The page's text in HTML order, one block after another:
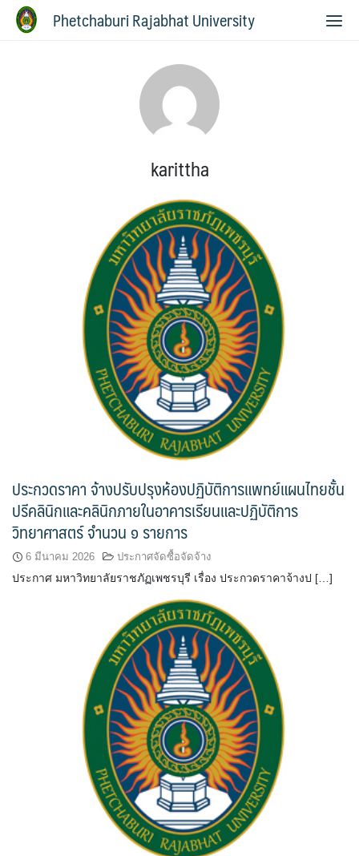
Phetchaburi Rajabhat University
karittha
ประกวดราคา จ้างปรับปรุงห้องปฏิบัติการแพทย์แผนไทยชั้น
ปรีคลินิกและคลินิกภายในอาคารเรียนและปฏิบัติการ
วิทยาศาสตร์ จำนวน ๑ รายการ
6 มีนาคม 2026 ประกาศจัดซื้อจัดจ้าง
ประกาศ มหาวิทยาลัยราชภัฏเพชรบุรี เรื่อง ประกวดราคาจ้างป […]